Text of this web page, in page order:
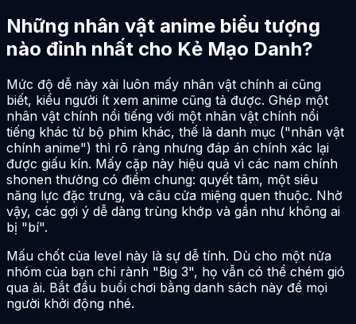
Những nhân vật anime biểu tượng
nào đỉnh nhất cho Kẻ Mạo Danh?
Mức độ dễ này xài luôn mấy nhân vật chính ai cũng
biết, kiểu người ít xem anime cũng tả được. Ghép một
nhân vật chính nổi tiếng với một nhân vật chính nổi
tiếng khác từ bộ phim khác, thế là danh mục ("nhân vật
chính anime") thì rõ ràng nhưng đáp án chính xác lại
được giấu kín. Mấy cặp này hiệu quả vì các nam chính
shonen thường có điểm chung: quyết tâm, một siêu
năng lực đặc trưng, và câu cửa miệng quen thuộc. Nhờ
vậy, các gợi ý dễ dàng trùng khớp và gần như không ai
bị "bí".
Mấu chốt của level này là sự dễ tính. Dù cho một nửa
nhóm của bạn chỉ rành "Big 3", họ vẫn có thể chém gió
qua ải. Bắt đầu buổi chơi bằng danh sách này để mọi
người khởi động nhé.